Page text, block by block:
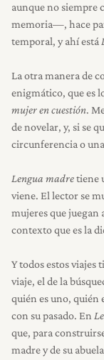
aunque no siempre
memoria—, hace
temporal, y ahí está
La otra manera de
enigmático, que es
mujer en cuestión.
de novelar, y, si se
circunferencia o
Lengua madretiene
viene. El lector se
mujeres que juegan
contexto que es la
Y todos estos viajes
viaje, el de la
quién es uno, quién
con su pasado. En
que, para
madre y de su